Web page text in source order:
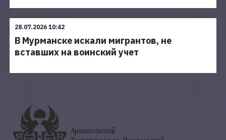
28.07.2026 10:42
В Мурманске искали мигрантов, не
вставших на воинский учет